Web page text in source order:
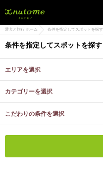
愛犬と旅行 ホーム 条件を指定してスポットを探す
条件を指定してスポットを探す
エリアを選択
カテゴリーを選択
こだわりの条件を選択